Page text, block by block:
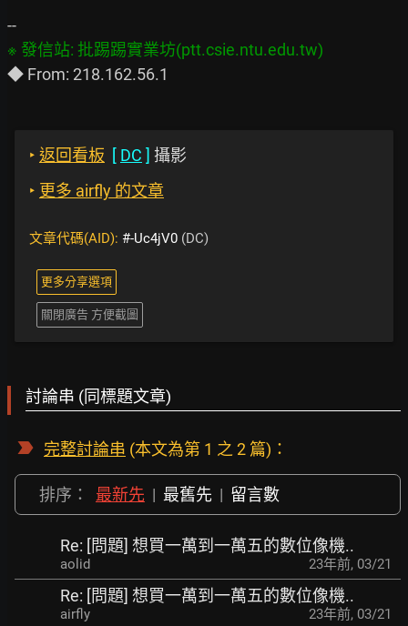
‣ 返回看板 [ DC ] 攝影
‣ 更多 airfly 的文章
文章代碼(AID): #-Uc4jV0 (DC)
更多分享選項
關閉廣告 方便截圖
討論串 (同標題文章)
完整討論串 (本文為第 1 之 2 篇)：
排序： 最新先 | 最舊先 | 留言數
Re: [問題] 想買一萬到一萬五的數位像機..
aolid 23年前, 03/21
Re: [問題] 想買一萬到一萬五的數位像機..
airfly 23年前, 03/21